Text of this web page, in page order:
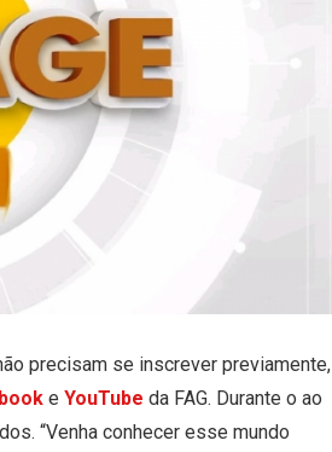
precisam se inscrever previamente,
e YouTube da FAG. Durante o ao
“Venha conhecer esse mundo